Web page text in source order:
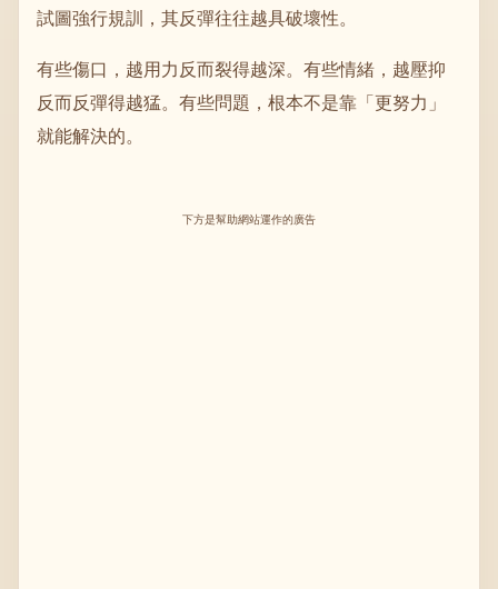
試圖強行規訓，其反彈往往越具破壞性。
有些傷口，越用力反而裂得越深。有些情緒，越壓抑
反而反彈得越猛。有些問題，根本不是靠「更努力」
就能解決的。
下方是幫助網站運作的廣告